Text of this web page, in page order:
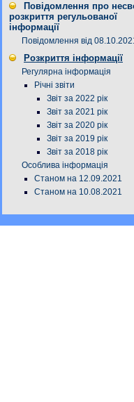
Повідомлення про
розкриття регульованої
інформації
Повідомлення від
Розкриття інформації
Регулярна інформація
Річні звіти
Звіт за 2022 рік
Звіт за 2021 рік
Звіт за 2020 рік
Звіт за 2019 рік
Звіт за 2018 рік
Особлива інформація
Станом на 12.09.2021
Станом на 10.08.2021